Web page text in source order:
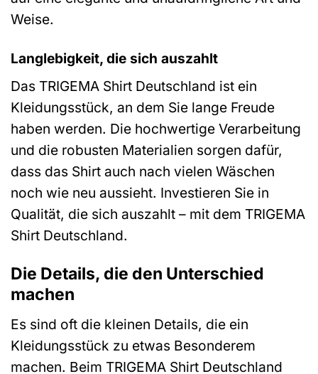
Weise.
Langlebigkeit, die sich auszahlt
Das TRIGEMA Shirt Deutschland ist ein
Kleidungsstück, an dem Sie lange Freude
haben werden. Die hochwertige Verarbeitung
und die robusten Materialien sorgen dafür,
dass das Shirt auch nach vielen Wäschen
noch wie neu aussieht. Investieren Sie in
Qualität, die sich auszahlt – mit dem TRIGEMA
Shirt Deutschland.
Die Details, die den Unterschied
machen
Es sind oft die kleinen Details, die ein
Kleidungsstück zu etwas Besonderem
machen. Beim TRIGEMA Shirt Deutschland